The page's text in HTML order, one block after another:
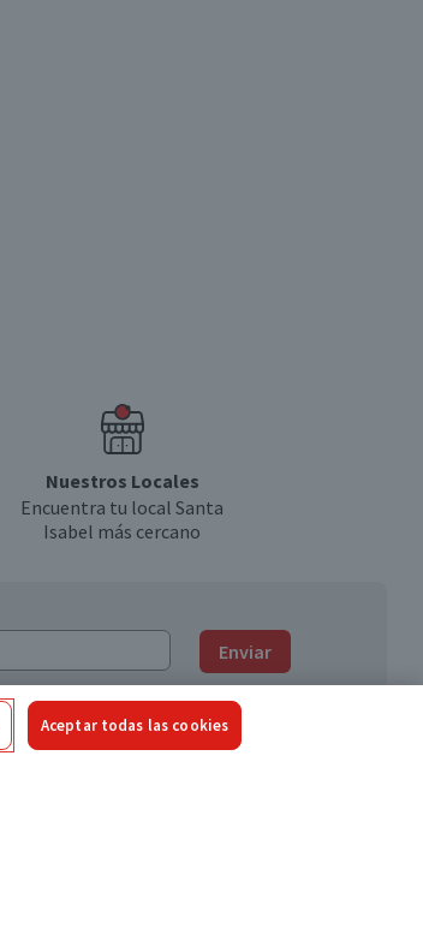
Nuestros Locales
Encuentra tu local Santa
Isabel más cercano
Enviar
Aceptar todas las cookies